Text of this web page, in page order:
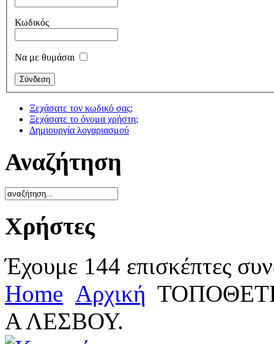
Κωδικός
Να με θυμάσαι
Ξεχάσατε τον κωδικό σας;
Ξεχάσατε το όνομα χρήστη;
Δημιουργία λογαριασμού
Αναζήτηση
Χρήστες
Έχουμε 144 επισκέπτες
Home Αρχική
Α ΛΕΣΒΟΥ.